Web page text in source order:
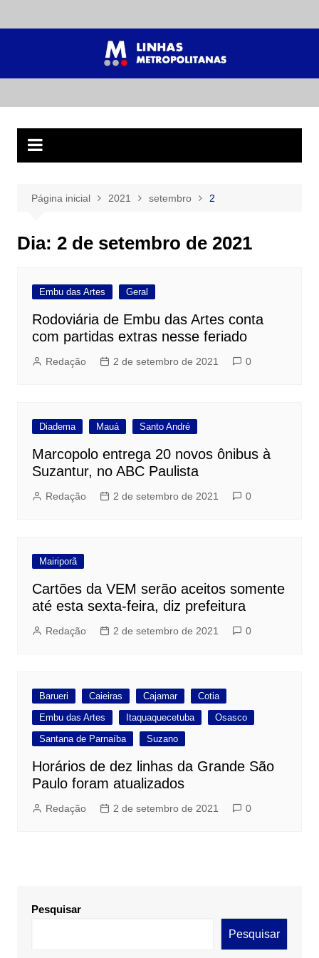
para
Página inicial 2021 setembro 2
Dia: 2 de setembro de 2021
Embu das Artes Geral
Rodoviária de Embu das Artes conta
com partidas extras nesse feriado
Redação 2 de setembro de 2021 0
Diadema Mauá Santo André
Marcopolo entrega 20 novos ônibus à
Suzantur, no ABC Paulista
Redação 2 de setembro de 2021 0
Mairiporã
Cartões da VEM serão aceitos somente
até esta sexta-feira, diz prefeitura
Redação 2 de setembro de 2021 0
Barueri Caieiras Cajamar
Cotia
Embu das Artes
Itaquaquecetuba
Osasco
Santana de Parnaíba
Suzano
Horários de dez linhas da Grande São
Paulo foram atualizados
Redação 2 de setembro de 2021 0
Pesquisar
Pesquisar